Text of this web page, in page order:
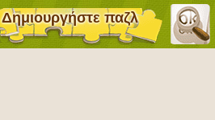
Δημιουργήστε παζλ